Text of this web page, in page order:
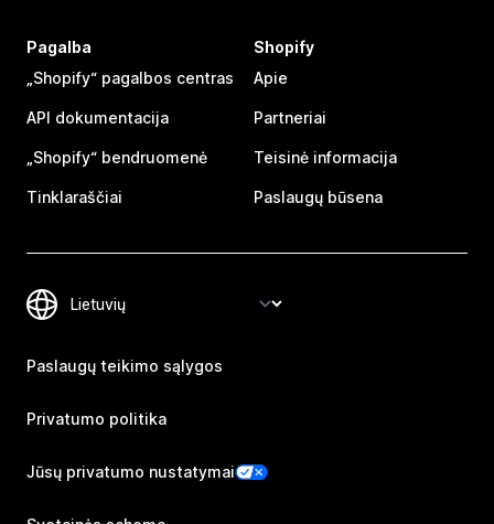
Pagalba
„Shopify“ pagalbos centras
API dokumentacija
„Shopify“ bendruomenė
Tinklaraščiai
Shopify
Apie
Partneriai
Teisinė informacija
Paslaugų būsena
Paslaugų teikimo sąlygos
Privatumo politika
Jūsų privatumo nustatymai